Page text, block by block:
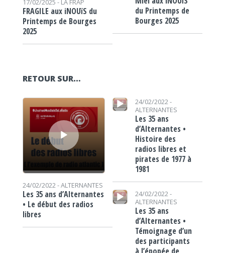
FRAGILE aux iNOUïS du
Printemps de Bourges
2025
du Printemps de
Bourges 2025
RETOUR SUR…
Lecteur audio
24/02/2022 -ALTERNANTES
Les 35 ans d’Alternantes
• Le début des radios
libres
Lecteur audio
24/02/2022 -
ALTERNANTES
Les 35 ans
d’Alternantes •
Histoire des
radios libres et
pirates de 1977 à
1981
Lecteur audio
24/02/2022 -
ALTERNANTES
Les 35 ans
d’Alternantes •
Témoignage d’un
des participants
à l’épopée de